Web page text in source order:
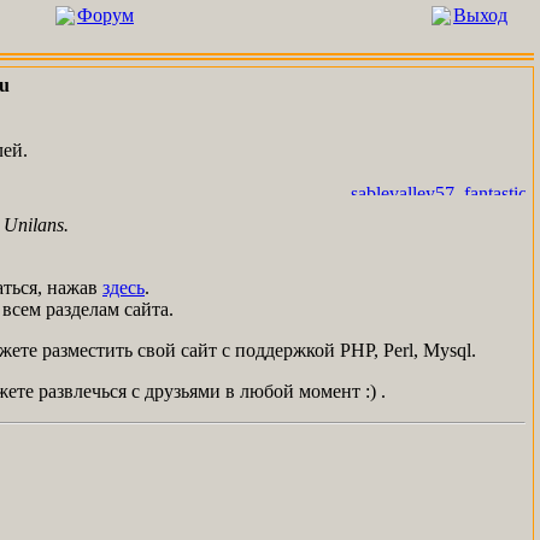
Форум Выход
sablevalley57
нажав здесь.
разделам сайта.
разместить свой сайт с поддержкой PHP, Perl, Mysql.
развлечься с друзьями в любой момент :) .